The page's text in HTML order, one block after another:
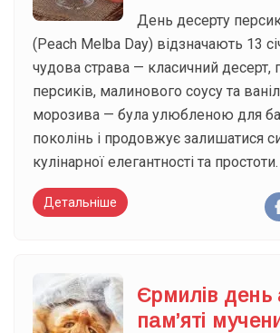
День десерту
(Peach Melba Day) відзначають 13
чудова страва — класичний десерт,
персиків, малинового соусу та
морозива — була улюбленою для
поколінь і продовжує залишатися
кулінарної елегантності та простоти.
Детальніше
Єрмилів день
пам’яті